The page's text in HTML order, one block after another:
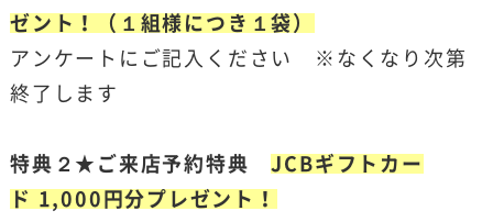
ゼント！（１組様につき１袋）
アンケートにご記入ください ※なくなり次第
終了します
特典２★ご来店予約特典JCBギフトカー
ド
1,000 円分プレゼント！